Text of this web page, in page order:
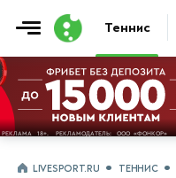
Теннис
LIVESPORT.RU ТЕННИС